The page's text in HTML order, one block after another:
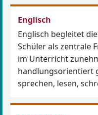
Englisch
Englisch begleitet
Schüler als zentrale
im Unterricht
handlungsorientiert
sprechen, lesen,